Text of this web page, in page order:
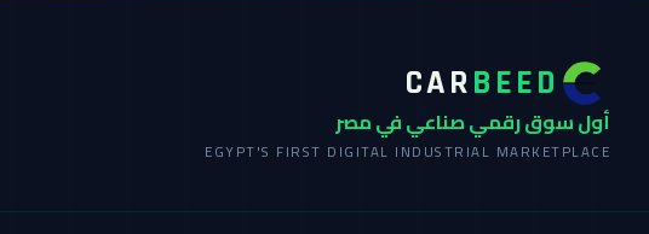
CARBEED
أول سوق رقمي صناعي في مصر
EGYPT'S FIRST DIGITAL INDUSTRIAL MARKETPLACE